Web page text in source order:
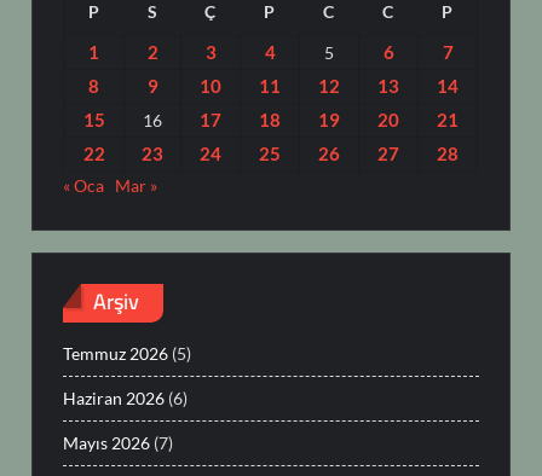
P S Ç P C C P
1 2 3 4 5 6
7
8
9 10 11 12 13
14
15
16 17 18 19 20
21
22
23 24 25 26 27 28
« Oca Mar »
Arşiv
Temmuz 2026 (5)
Haziran 2026 (6)
Mayıs 2026 (7)